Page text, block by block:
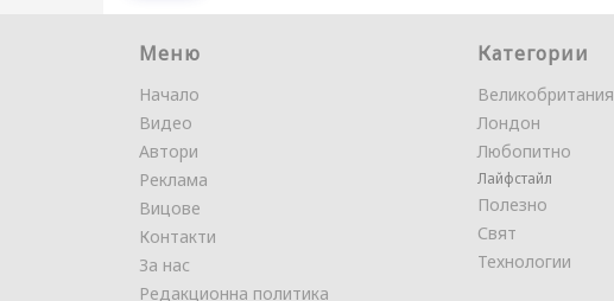
Меню
Начало
Видео
Автори
Реклама
Вицове
Контакти
За нас
Редакционна политика
Категории
Великобритания
Лондон
Любопитно
Лайфстайл
Полезно
Свят
Технологии